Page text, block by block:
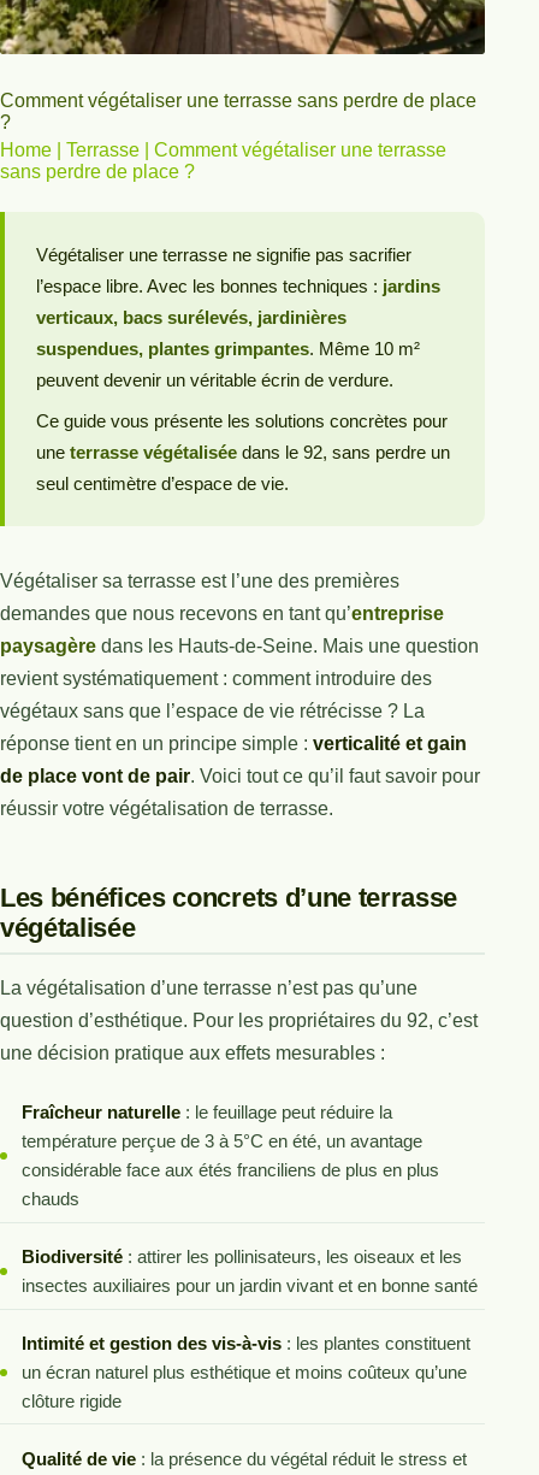
Comment végétaliser une terrasse sans perdre de place
?
Home
Terrasse
Comment végétaliser une terrasse
sans perdre de place ?
Végétaliser une terrasse ne signifie pas sacrifier
l’espace libre. Avec les bonnes techniques : jardins
verticaux, bacs surélevés, jardinières
suspendues, plantes grimpantes. Même 10 m²
peuvent devenir un véritable écrin de verdure.
Ce guide vous présente les solutions concrètes pour
une terrasse végétaliséedans le 92, sans perdre un
seul centimètre d’espace de vie.
Végétaliser sa terrasse est l’une des premières
demandes que nous recevons en tant qu’entreprise
paysagère dans les Hauts-de-Seine. Mais une question
revient systématiquement : comment introduire des
végétaux sans que l’espace de vie rétrécisse ? La
réponse tient en un principe simple : verticalité et gain
de place vont de pair. Voici tout ce qu’il faut savoir pour
réussir votre végétalisation de terrasse.
Les bénéfices concrets d’une terrasse
végétalisée
La végétalisation d’une terrasse n’est pas qu’une
question d’esthétique. Pour les propriétaires du 92, c’est
une décision pratique aux effets mesurables :
Fraîcheur naturelle: le feuillage peut réduire la
température perçue de 3 à 5°C en été, un avantage
considérable face aux étés franciliens de plus en plus
chauds
Biodiversité: attirer les pollinisateurs, les oiseaux et les
insectes auxiliaires pour un jardin vivant et en bonne santé
Intimité et gestion des vis-à-vis: les plantes constituent
un écran naturel plus esthétique et moins coûteux qu’une
clôture rigide
Qualité de vie: la présence du végétal réduit le stress et